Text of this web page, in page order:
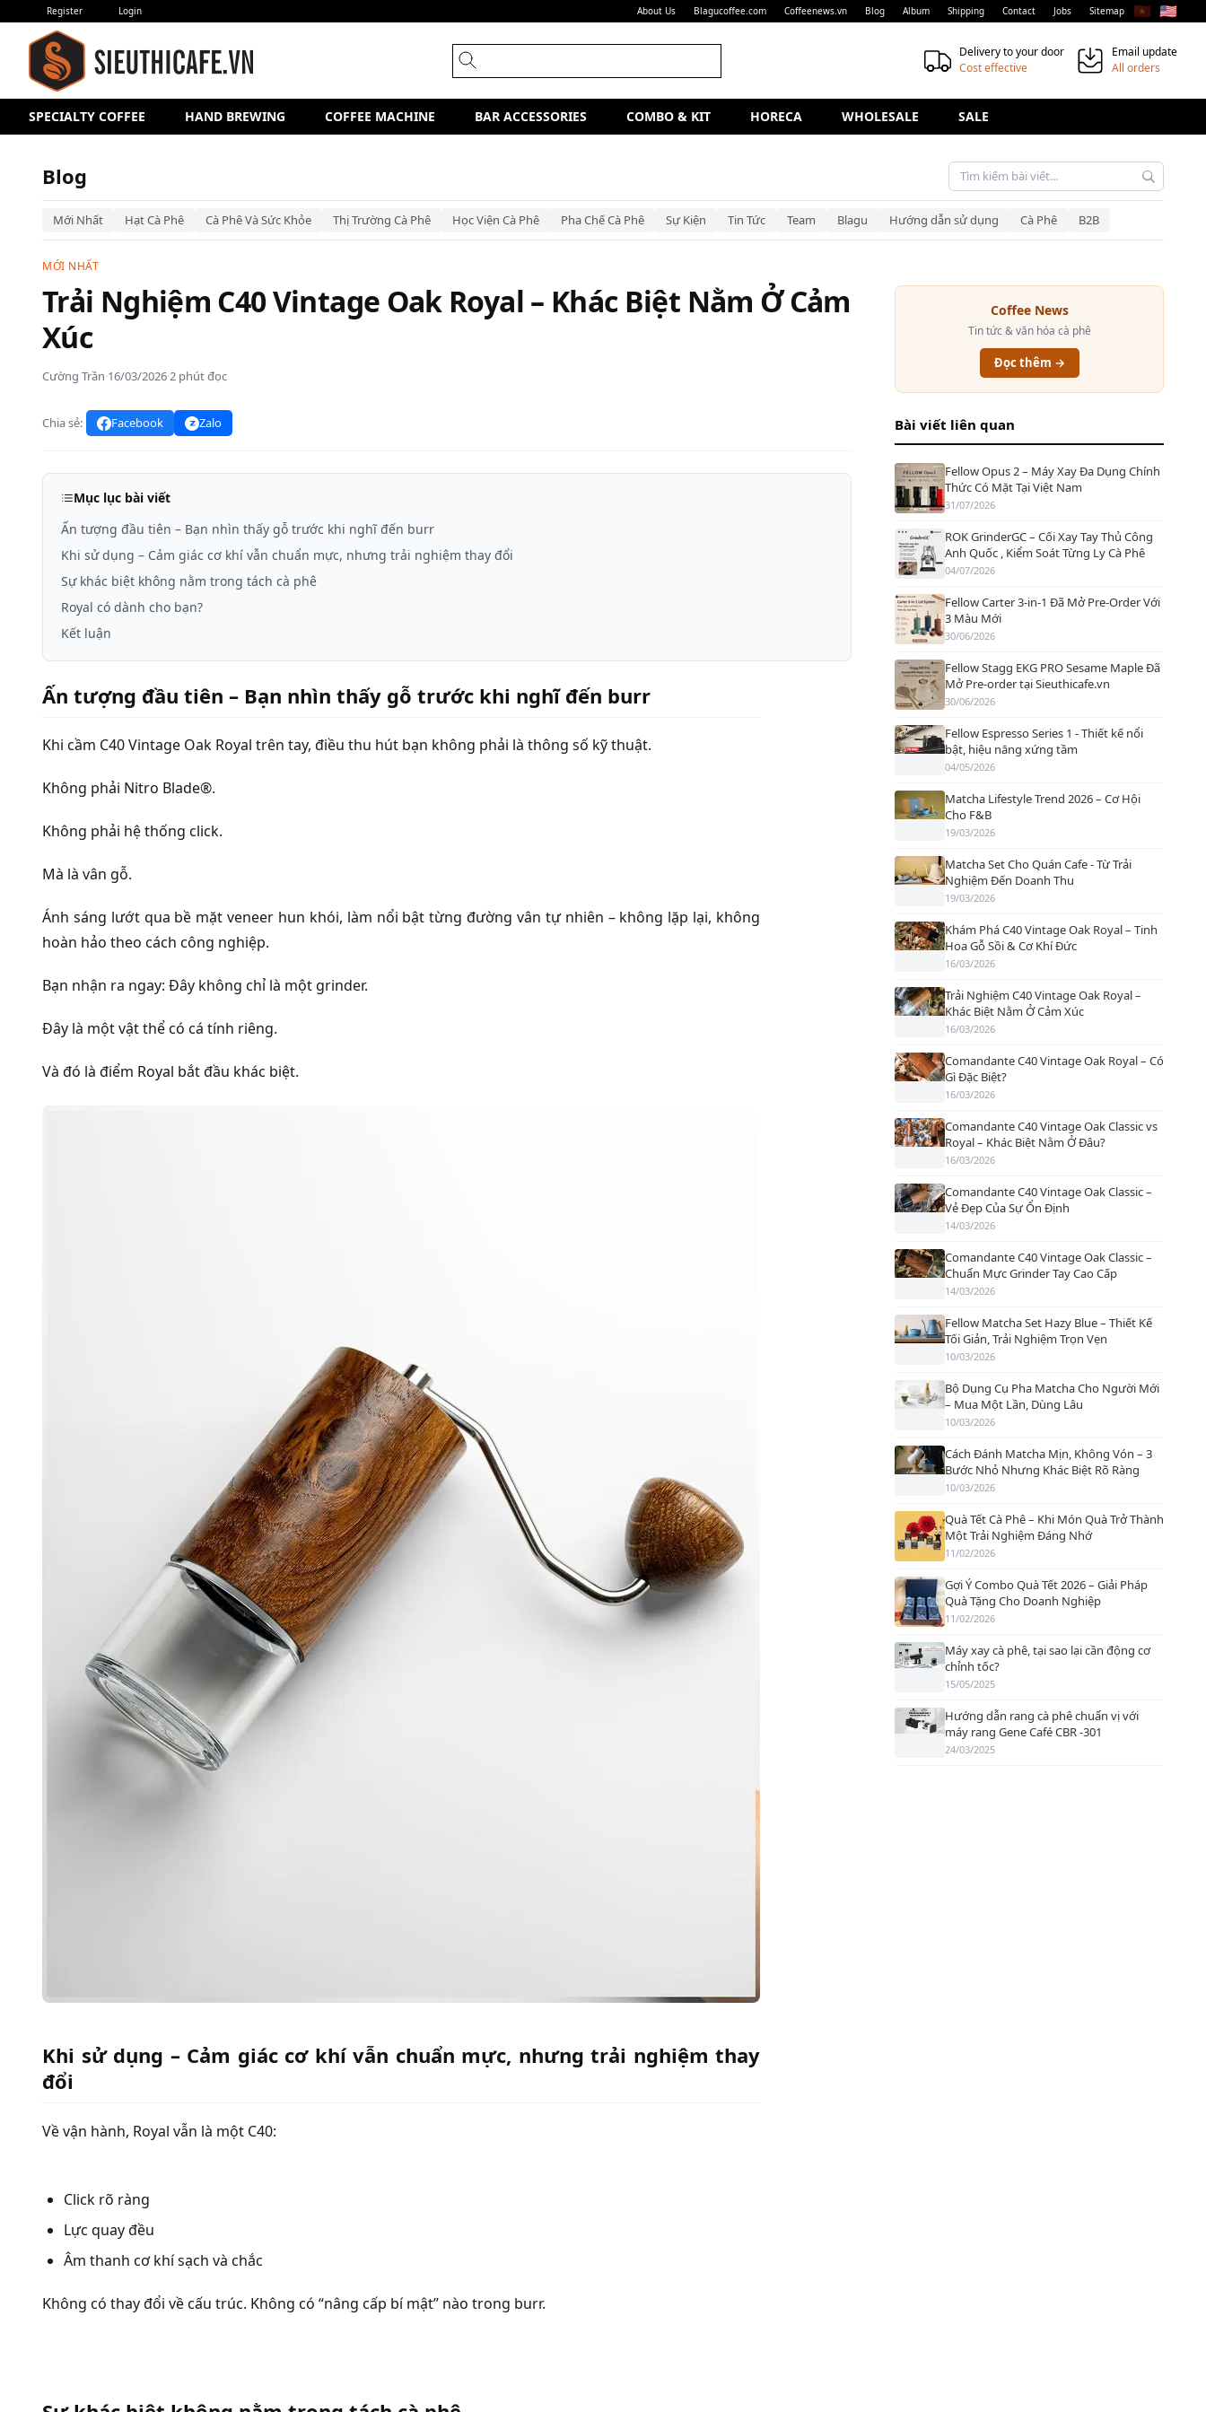
Register Login About Us Blagucoffee.com Coffeenews.vn Blog Album Shipping Contact Jobs Sitemap 🇻🇳 🇺🇸
Delivery to your door
Cost effective
Email update
All orders
SPECIALTY COFFEE HAND BREWING COFFEE MACHINE BAR ACCESSORIES COMBO & KIT HORECA WHOLESALE SALE
Blog
Mới Nhất Hạt Cà Phê Cà Phê Và Sức Khỏe Thị Trường Cà Phê Học Viện Cà Phê Pha Chế Cà Phê Sự Kiện Tin Tức Team Blagu Hướng dẫn sử dụng Cà Phê B2B
MỚI NHẤT
Trải Nghiệm C40 Vintage Oak Royal – Khác Biệt Nằm Ở Cảm
Xúc
Cường Trần·16/03/2026·2 phút đọc
Chia sẻ: Facebook Zalo
Mục lục bài viết
Ấn tượng đầu tiên – Bạn nhìn thấy gỗ trước khi nghĩ đến burr
Khi sử dụng – Cảm giác cơ khí vẫn chuẩn mực, nhưng trải nghiệm thay đổi
Sự khác biệt không nằm trong tách cà phê
Royal có dành cho bạn?
Kết luận
Ấn tượng đầu tiên – Bạn nhìn thấy gỗ trước khi nghĩ đến burr
Khi cầm C40 Vintage Oak Royal trên tay, điều thu hút bạn không phải là thông số kỹ thuật.
Không phải Nitro Blade®.
Không phải hệ thống click.
Mà là vân gỗ.
Ánh sáng lướt qua bề mặt veneer hun khói, làm nổi bật từng đường vân tự nhiên – không lặp lại, không
hoàn hảo theo cách công nghiệp.
Bạn nhận ra ngay: Đây không chỉ là một grinder.
Đây là một vật thể có cá tính riêng.
Và đó là điểm Royal bắt đầu khác biệt.
Khi sử dụng – Cảm giác cơ khí vẫn chuẩn mực, nhưng trải nghiệm thay
đổi
Về vận hành, Royal vẫn là một C40:
Click rõ ràng
Lực quay đều
Âm thanh cơ khí sạch và chắc
Không có thay đổi về cấu trúc. Không có “nâng cấp bí mật” nào trong burr.
Coffee News
Tin tức & văn hóa cà phê
Đọc thêm →
Bài viết liên quan
Fellow Opus 2 – Máy Xay Đa Dụng Chính
Thức Có Mặt Tại Việt Nam
31/07/2026
ROK GrinderGC – Cối Xay Tay Thủ Công
Anh Quốc , Kiểm Soát Từng Ly Cà Phê
04/07/2026
Fellow Carter 3-in-1 Đã Mở Pre-Order Với
3 Màu Mới
30/06/2026
Fellow Stagg EKG PRO Sesame Maple Đã
Mở Pre-order tại Sieuthicafe.vn
30/06/2026
Fellow Espresso Series 1 - Thiết kế nổi
bật, hiệu năng xứng tầm
04/05/2026
Matcha Lifestyle Trend 2026 – Cơ Hội
Cho F&B
19/03/2026
Matcha Set Cho Quán Cafe - Từ Trải
Nghiệm Đến Doanh Thu
19/03/2026
Khám Phá C40 Vintage Oak Royal – Tinh
Hoa Gỗ Sồi & Cơ Khí Đức
16/03/2026
Trải Nghiệm C40 Vintage Oak Royal –
Khác Biệt Nằm Ở Cảm Xúc
16/03/2026
Comandante C40 Vintage Oak Royal – Có
Gì Đặc Biệt?
16/03/2026
Comandante C40 Vintage Oak Classic vs
Royal – Khác Biệt Nằm Ở Đâu?
16/03/2026
Comandante C40 Vintage Oak Classic –
Vẻ Đẹp Của Sự Ổn Định
14/03/2026
Comandante C40 Vintage Oak Classic –
Chuẩn Mực Grinder Tay Cao Cấp
14/03/2026
Fellow Matcha Set Hazy Blue – Thiết Kế
Tối Giản, Trải Nghiệm Trọn Vẹn
10/03/2026
Bộ Dụng Cụ Pha Matcha Cho Người Mới
– Mua Một Lần, Dùng Lâu
10/03/2026
Cách Đánh Matcha Mịn, Không Vón – 3
Bước Nhỏ Nhưng Khác Biệt Rõ Ràng
10/03/2026
Quà Tết Cà Phê – Khi Món Quà Trở Thành
Một Trải Nghiệm Đáng Nhớ
11/02/2026
Gợi Ý Combo Quà Tết 2026 – Giải Pháp
Quà Tặng Cho Doanh Nghiệp
11/02/2026
Máy xay cà phê, tại sao lại cần động cơ
chỉnh tốc?
15/05/2025
Hướng dẫn rang cà phê chuẩn vị với
máy rang Gene Café CBR -301
24/03/2025